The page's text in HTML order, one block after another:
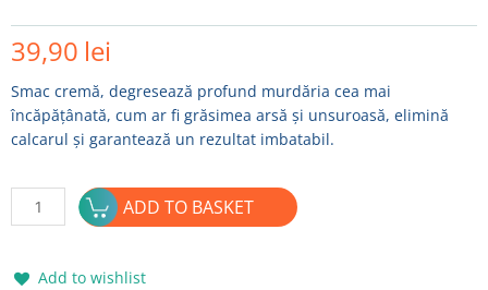
39,90 lei
Smac cremă, degresează profund murdăria cea mai
încăpățânată, cum ar fi grăsimea arsă și unsuroasă, elimină
calcarul și garantează un rezultat imbatabil.
Crema
de
pentru
ADD TO BASKET
Add to wishlist